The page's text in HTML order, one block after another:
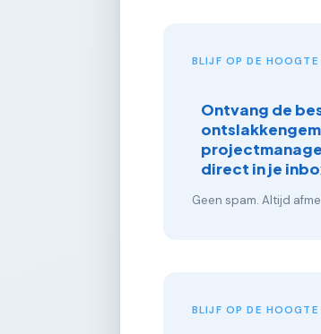
BLIJF OP DE HOOGTE
Ontvang de
direct in je
Geen spam. Altijd
BLIJF OP DE HOOGTE